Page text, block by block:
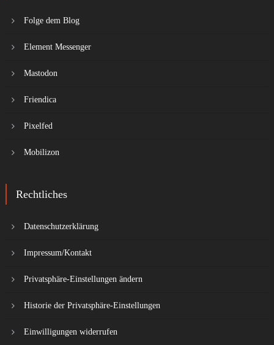
Folge dem Blog
Element Messenger
Mastodon
Friendica
Pixelfed
Mobilizon
Rechtliches
Datenschutzerklärung
Impressum/Kontakt
Privatsphäre-Einstellungen ändern
Historie der Privatsphäre-Einstellungen
Einwilligungen widerrufen